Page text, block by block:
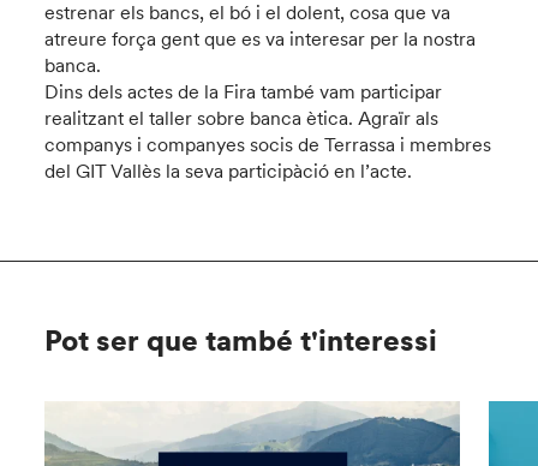
estrenar els bancs, el bó i el dolent, cosa que va
atreure força gent que es va interesar per la nostra
banca.
Dins dels actes de la Fira també vam participar
realitzant el taller sobre banca ètica. Agraïr als
companys i companyes socis de Terrassa i membres
del GIT Vallès la seva participàció en l’acte.
Pot ser que també t'interessi